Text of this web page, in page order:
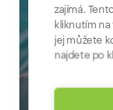
zajímá.
kliknutím na
jej můžete
najdete po